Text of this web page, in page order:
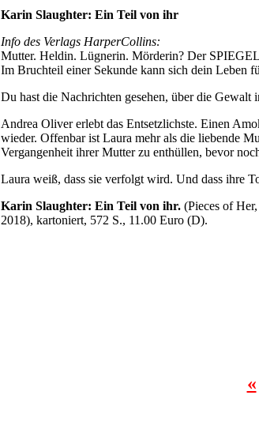
Karin Slaughter: Ein Teil von ihr
Info des Verlags HarperCollins:
Mutter. Heldin. Lügnerin. Mörderin? Der
Im Bruchteil einer Sekunde kann sich dein Leben
Du hast die Nachrichten gesehen, über die Gewalt
Andrea Oliver erlebt das Entsetzlichste. Einen
wieder. Offenbar ist Laura mehr als die liebende
Vergangenheit ihrer Mutter zu enthüllen, bevor
Laura weiß, dass sie verfolgt wird. Und dass ihre
Karin Slaughter: Ein Teil von ihr. (Pieces of
2018), kartoniert, 572 S., 11.00 Euro (D).
«